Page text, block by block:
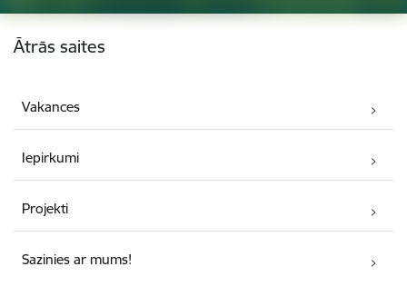
Kājene
Ātrās saites
Vakances
Iepirkumi
Projekti
Sazinies ar mums!